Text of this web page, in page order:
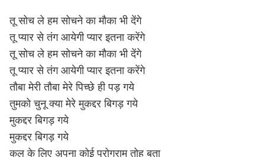
तू सोच ले हम सोचने का मौका भी देंगे
तू प्यार से तंग आयेगी प्यार इतना करेंगे
तू सोच ले हम सोचने का मौका भी देंगे
तू प्यार से तंग आयेगी प्यार इतना करेंगे
तौबा मेरी तौबा मेरे पिच्छे ही पड़ गये
तुमको चुनू क्या मेरे मुकद्दर बिगड़ गये
मुकद्दर बिगड़ गये
मुकद्दर बिगड़ गये